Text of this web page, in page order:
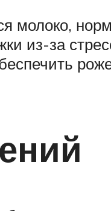
молоко,
из-за